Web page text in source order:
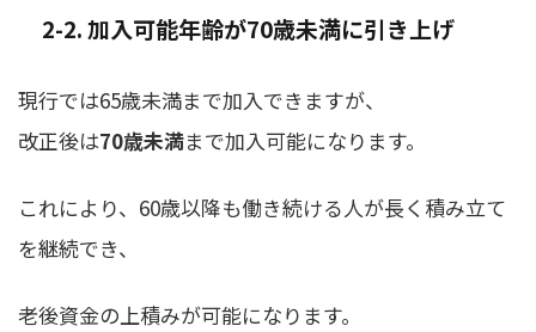
2-2. 加入可能年齢が70歳未満に引き上げ
現行では65歳未満まで加入できますが、
改正後は70歳未満まで加入可能になります。
これにより、60歳以降も働き続ける人が長く積み立て
を継続でき、
老後資金の上積みが可能になります。